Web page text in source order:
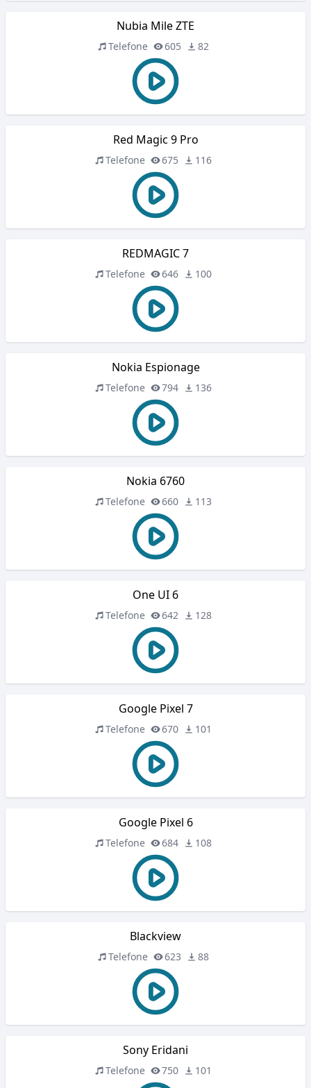
Nubia Mile ZTE
Telefone 605 82
Red Magic 9 Pro
Telefone 675 116
REDMAGIC 7
Telefone 646 100
Nokia Espionage
Telefone 794 136
Nokia 6760
Telefone 660 113
One UI 6
Telefone 642 128
Google Pixel 7
Telefone 670 101
Google Pixel 6
Telefone 684 108
Blackview
Telefone 623 88
Sony Eridani
Telefone 750 101